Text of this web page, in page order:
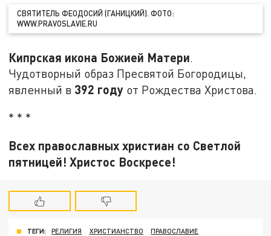
СВЯТИТЕЛЬ ФЕОДОСИЙ (ГАНИЦКИЙ). ФОТО:
WWW.PRAVOSLAVIE.RU
Кипрская икона Божией Матери.
Чудотворный образ Пресвятой Богородицы,
явленный в 392 году от Рождества Христова.
* * *
Всех православных христиан со Светлой
пятницей! Христос Воскресе!
ТЕГИ: РЕЛИГИЯ ХРИСТИАНСТВО
ПРАВОСЛАВИЕ